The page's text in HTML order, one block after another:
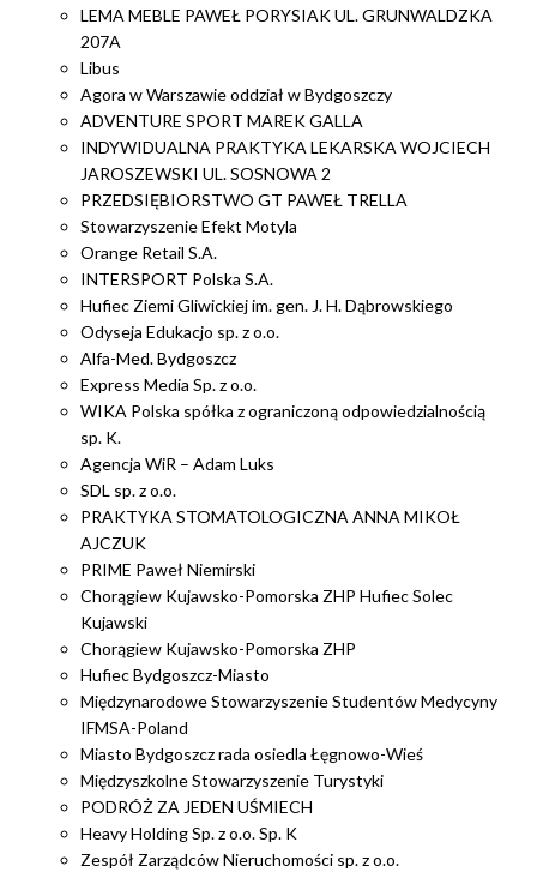
LEMA MEBLE PAWEŁ PORYSIAK UL. GRUNWALDZKA
207A
Libus
Agora w Warszawie oddział w Bydgoszczy
ADVENTURE SPORT MAREK GALLA
INDYWIDUALNA PRAKTYKA LEKARSKA WOJCIECH
JAROSZEWSKI UL. SOSNOWA 2
PRZEDSIĘBIORSTWO GT PAWEŁ TRELLA
Stowarzyszenie Efekt Motyla
Orange Retail S.A.
INTERSPORT Polska S.A.
Hufiec Ziemi Gliwickiej im. gen. J. H. Dąbrowskiego
Odyseja Edukacjo sp. z o.o.
Alfa-Med. Bydgoszcz
Express Media Sp. z o.o.
WIKA Polska spółka z ograniczoną odpowiedzialnością
sp. K.
Agencja WiR – Adam Luks
SDL sp. z o.o.
PRAKTYKA STOMATOLOGICZNA ANNA MIKOŁ
AJCZUK
PRIME Paweł Niemirski
Chorągiew Kujawsko-Pomorska ZHP Hufiec Solec
Kujawski
Chorągiew Kujawsko-Pomorska ZHP
Hufiec Bydgoszcz-Miasto
Międzynarodowe Stowarzyszenie Studentów Medycyny
IFMSA-Poland
Miasto Bydgoszcz rada osiedla Łęgnowo-Wieś
Międzyszkolne Stowarzyszenie Turystyki
PODRÓŻ ZA JEDEN UŚMIECH
Heavy Holding Sp. z o.o. Sp. K
Zespół Zarządców Nieruchomości sp. z o.o.